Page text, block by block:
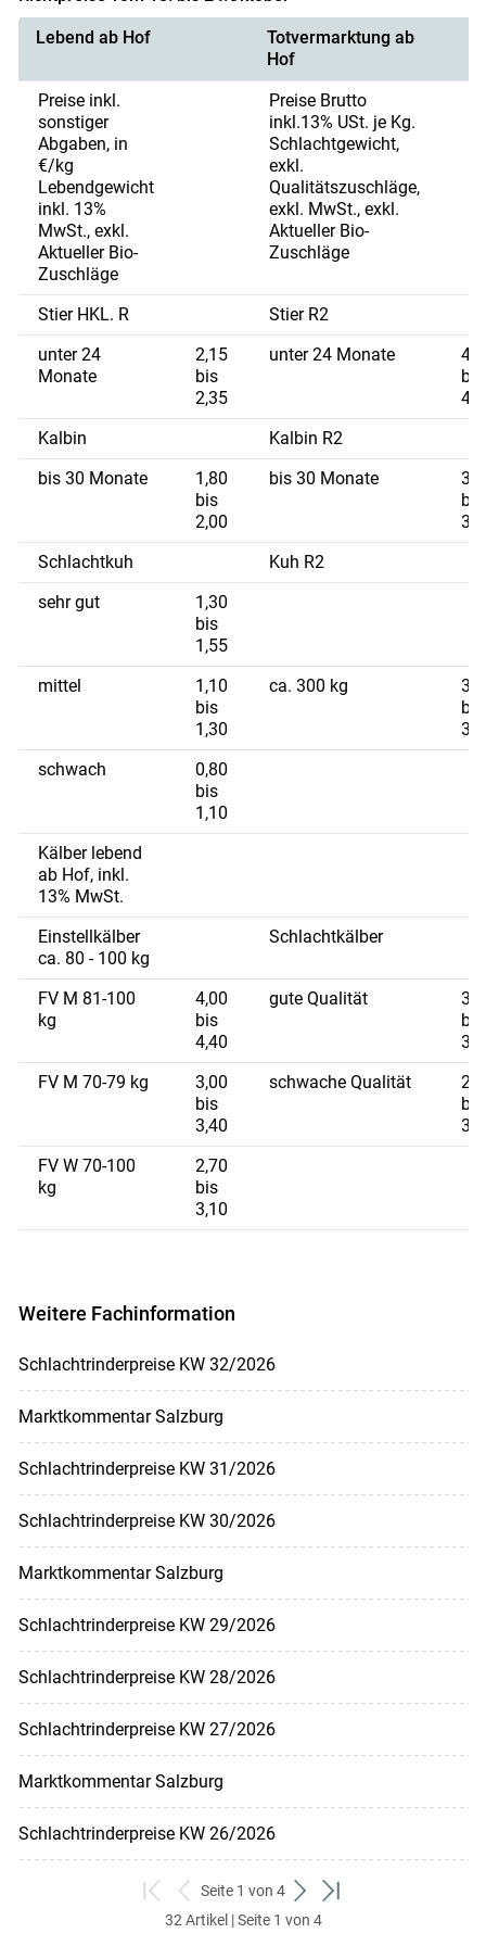
Lebend ab Hof
Totvermarktung ab
Hof
Preise inkl.
sonstiger
Abgaben, in
€/kg
Lebendgewicht
inkl. 13%
MwSt., exkl.
Aktueller Bio-
Zuschläge
Preise Brutto
inkl.13% USt. je Kg.
Schlachtgewicht,
exkl.
Qualitätszuschläge,
exkl. MwSt., exkl.
Aktueller Bio-
Zuschläge
Stier HKL. R
Stier R2
unter 24
Monate
2,15
bis
2,35
unter 24 Monate
bis
Kalbin
Kalbin R2
bis 30 Monate
1,80
bis
2,00
bis 30 Monate
bis
Schlachtkuh
Kuh R2
sehr gut
1,30
bis
1,55
mittel
1,10
bis
1,30
ca. 300 kg
bis
schwach
0,80
bis
1,10
Kälber lebend
ab Hof, inkl.
13% MwSt.
Einstellkälber
ca. 80 - 100 kg
Schlachtkälber
FV M 81-100
kg
4,00
bis
4,40
gute Qualität
bis
FV M 70-79 kg
3,00
bis
3,40
schwache Qualität
bis
FV W 70-100
kg
2,70
bis
3,10
Weitere Fachinformation
Schlachtrinderpreise KW 32/2026
Marktkommentar Salzburg
Schlachtrinderpreise KW 31/2026
Schlachtrinderpreise KW 30/2026
Marktkommentar Salzburg
Schlachtrinderpreise KW 29/2026
Schlachtrinderpreise KW 28/2026
Schlachtrinderpreise KW 27/2026
Marktkommentar Salzburg
Schlachtrinderpreise KW 26/2026
zum
ersten
zurück
zum
Seite 1 von 4
weiter
zum
zum
32 Artikel | Seite 1 von 4